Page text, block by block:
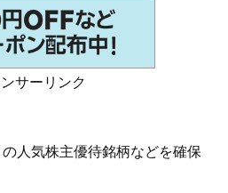
サーリンク
人気株主優待銘柄などを確保